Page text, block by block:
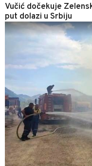
Vučić dočekuje
put dolazi u Srbiju